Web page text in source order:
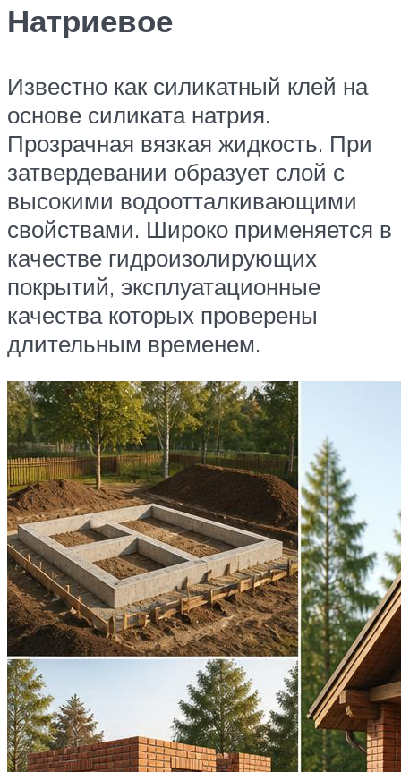
Натриевое
Известно как силикатный клей на
основе силиката натрия.
Прозрачная вязкая жидкость. При
затвердевании образует слой с
высокими водоотталкивающими
свойствами. Широко применяется в
качестве гидроизолирующих
покрытий, эксплуатационные
качества которых проверены
длительным временем.